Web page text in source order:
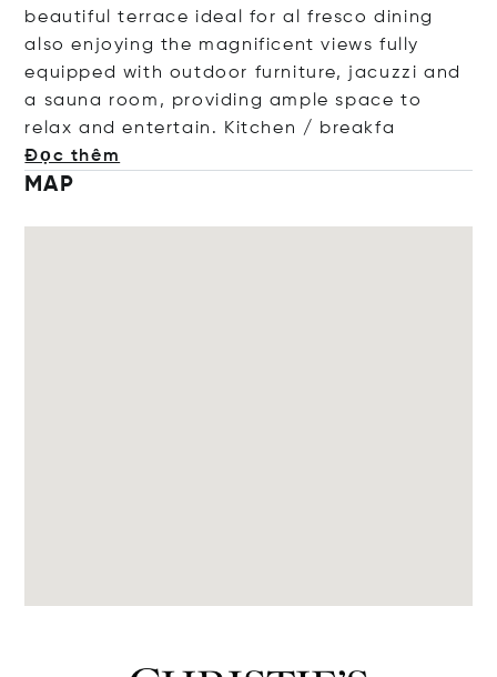
beautiful terrace ideal for al fresco dining
also enjoying the magnificent views fully
equipped with outdoor furniture, jacuzzi and
a sauna room, providing ample space to
relax and entertain. Kitchen / breakfa
Đọc thêm
MAP